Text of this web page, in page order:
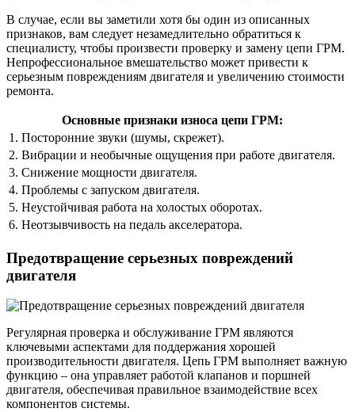
В случае, если вы заметили хотя бы один из описанных
признаков, вам следует незамедлительно обратиться к
специалисту, чтобы произвести проверку и замену цепи ГРМ.
Непрофессиональное вмешательство может привести к
серьезным повреждениям двигателя и увеличению стоимости
ремонта.
Основные признаки износа цепи ГРМ:
1. Посторонние звуки (шумы, скрежет).
2. Вибрации и необычные ощущения при работе двигателя.
3. Снижение мощности двигателя.
4. Проблемы с запуском двигателя.
5. Неустойчивая работа на холостых оборотах.
6. Неотзывчивость на педаль акселератора.
Предотвращение серьезных повреждений
двигателя
Регулярная проверка и обслуживание ГРМ являются
ключевыми аспектами для поддержания хорошей
производительности двигателя. Цепь ГРМ выполняет важную
функцию – она управляет работой клапанов и поршней
двигателя, обеспечивая правильное взаимодействие всех
компонентов системы.